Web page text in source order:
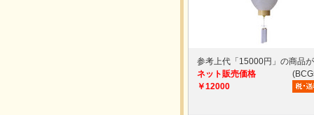
参考上代「15000円」の商品
ネット販売価格
￥12000